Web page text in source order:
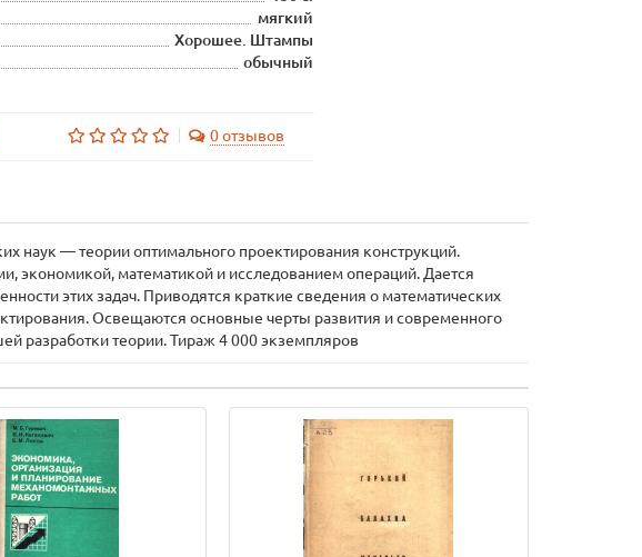
мягкий
Хорошее. Штампы
обычный
0 отзывов
наук — теории оптимального проектирования конструкций.
экономикой, математикой и исследованием операций. Дается
этих задач. Приводятся краткие сведения о математических
Освещаются основные черты развития и современного
разработки теории. Тираж 4 000 экземпляров